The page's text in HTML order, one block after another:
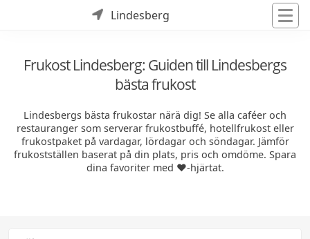
Lindesberg
Frukost Lindesberg: Guiden till Lindesbergs
bästa frukost
Lindesbergs bästa frukostar närä dig! Se alla caféer och
restauranger som serverar frukostbuffé, hotellfrukost eller
frukostpaket på vardagar, lördagar och söndagar. Jämför
frukostställen baserat på din plats, pris och omdöme. Spara
dina favoriter med ❤️-hjärtat.